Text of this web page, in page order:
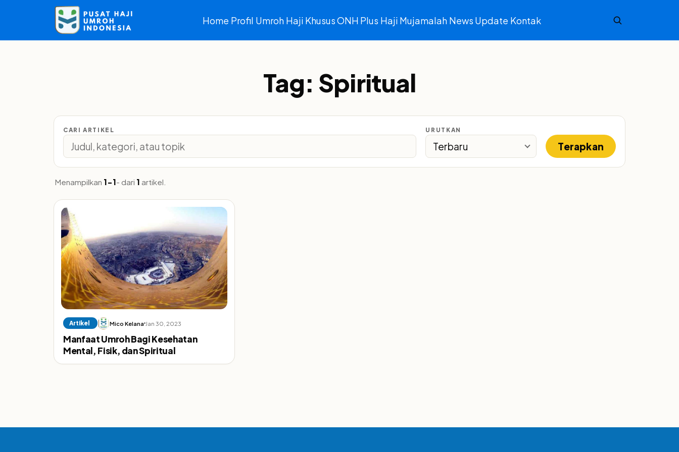
Home Profil Umroh Haji Khusus ONH Plus Haji Mujamalah News Update Kontak
Tag: Spiritual
CARI ARTIKEL URUTKAN
Terapkan
Menampilkan 1-1- dari 1 artikel.
Artikel Mico Kelana Jan 30, 2023
Manfaat Umroh Bagi Kesehatan
Mental, Fisik, dan Spiritual